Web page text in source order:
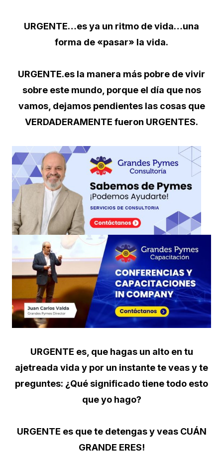
URGENTE…es ya un ritmo de vida…una
forma de «pasar» la vida.
URGENTE.es la manera más pobre de vivir
sobre este mundo, porque el día que nos
vamos, dejamos pendientes las cosas que
VERDADERAMENTE fueron URGENTES.
URGENTE es, que hagas un alto en tu
ajetreada vida y por un instante te veas y te
preguntes: ¿Qué significado tiene todo esto
que yo hago?
URGENTE es que te detengas y veas CUÁN
GRANDE ERES!